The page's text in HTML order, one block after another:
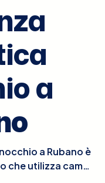
a
a Rubano è
che utilizza campi
dettagliate delle